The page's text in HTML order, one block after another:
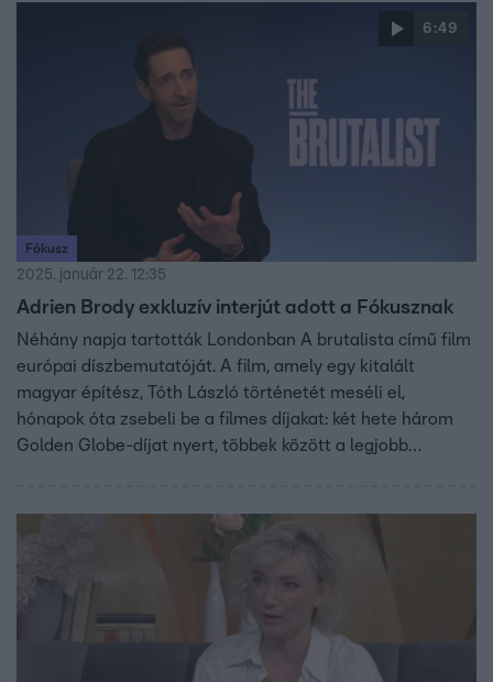
6:49
Fókusz
2025. január 22. 12:35
Adrien Brody exkluzív interjút adott a Fókusznak
Néhány napja tartották Londonban A brutalista című film
európai díszbemutatóját. A film, amely egy kitalált
magyar építész, Tóth László történetét meséli el,
hónapok óta zsebeli be a filmes díjakat: két hete három
Golden Globe-díjat nyert, többek között a legjobb